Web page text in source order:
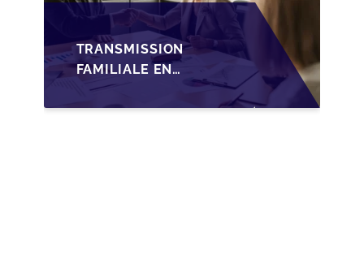
TRANSMISSION
FAMILIALE EN
WALLONIE :
NOUVELLES